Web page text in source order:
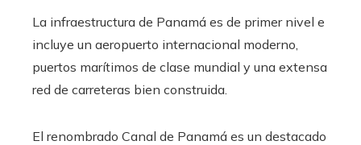
La infraestructura de Panamá es de primer nivel e
incluye un aeropuerto internacional moderno,
puertos marítimos de clase mundial y una extensa
red de carreteras bien construida.
El renombrado Canal de Panamá es un destacado